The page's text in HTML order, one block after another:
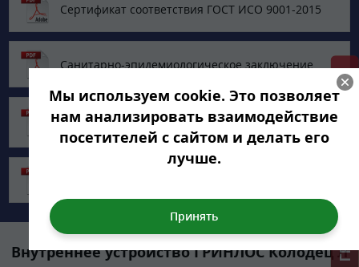
Сертификат соответствия ГОСТ ИСО 9001-2015
Санитарно-эпидемиологическое заключение
Протокол испытаний ФГБУ Центр
госсанэпиднадзора
Внутреннее устройство ГРИНЛОС Колодец Л
ГРИНЛОС + скидка = 1 мин!
Мы используем cookie. Это позволяет
нам анализировать взаимодействие
посетителей с сайтом и делать его
лучше.